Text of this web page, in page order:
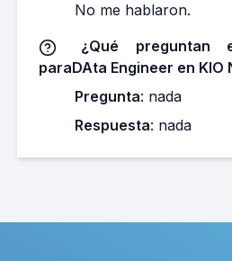
No me hablaron.
¿Qué preguntan
paraDAta Engineer en KIO
Pregunta: nada
Respuesta: nada